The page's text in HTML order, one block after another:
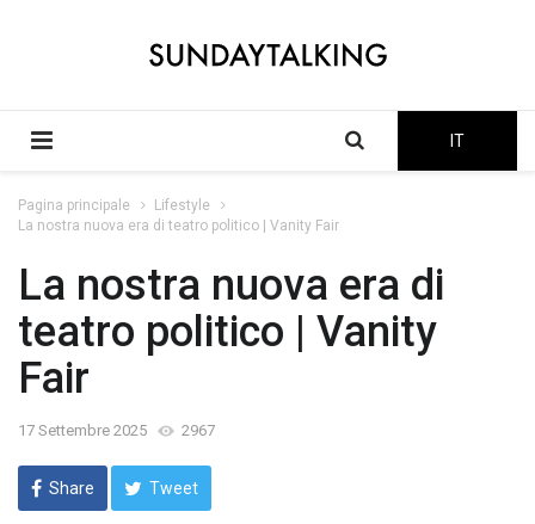
IT
Pagina principale
Lifestyle
La nostra nuova era di teatro politico | Vanity Fair
La nostra nuova era di
teatro politico | Vanity
Fair
17 Settembre 2025 2967
Share Tweet